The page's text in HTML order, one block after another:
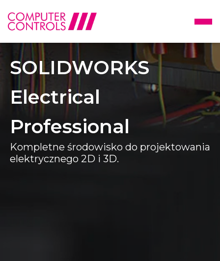
SOLIDWORKS
Electrical
Professional
Kompletne środowisko do projektowania
elektrycznego 2D i 3D.